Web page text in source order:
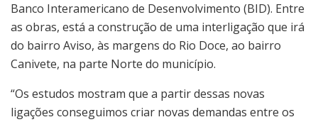
Banco Interamericano de Desenvolvimento (BID). Entre
as obras, está a construção de uma interligação que irá
do bairro Aviso, às margens do Rio Doce, ao bairro
Canivete, na parte Norte do município.
“Os estudos mostram que a partir dessas novas
ligações conseguimos criar novas demandas entre os